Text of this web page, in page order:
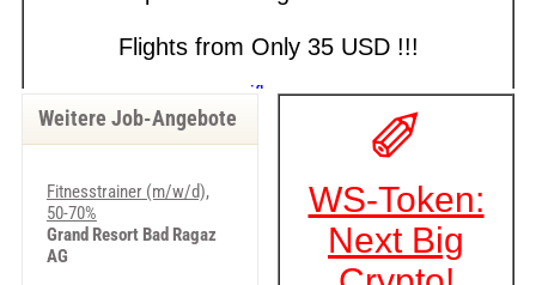
Weitere Job-Angebote
Fitnesstrainer (m/w/d),
50-70%
Grand Resort Bad Ragaz
AG